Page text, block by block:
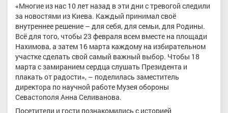
«Многие из нас 10 лет назад в эти дни с тревогой следили
за новостями из Киева. Каждый принимал своё
внутреннее решение – для себя, для семьи, для Родины.
Всё для того, чтобы 23 февраля всем вместе на площади
Нахимова, а затем 16 марта каждому на избирательном
участке сделать свой самый важный выбор. Чтобы 18
марта с замиранием сердца слушать Президента и
плакать от радости», – поделилась заместитель
директора по научной работе Музея обороны
Севастополя Анна Селиванова.
Посетители и гости познакомились с историей